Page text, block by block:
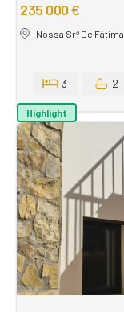
235 000 €
Nossa Srª De Fátima
3 2
Highlight